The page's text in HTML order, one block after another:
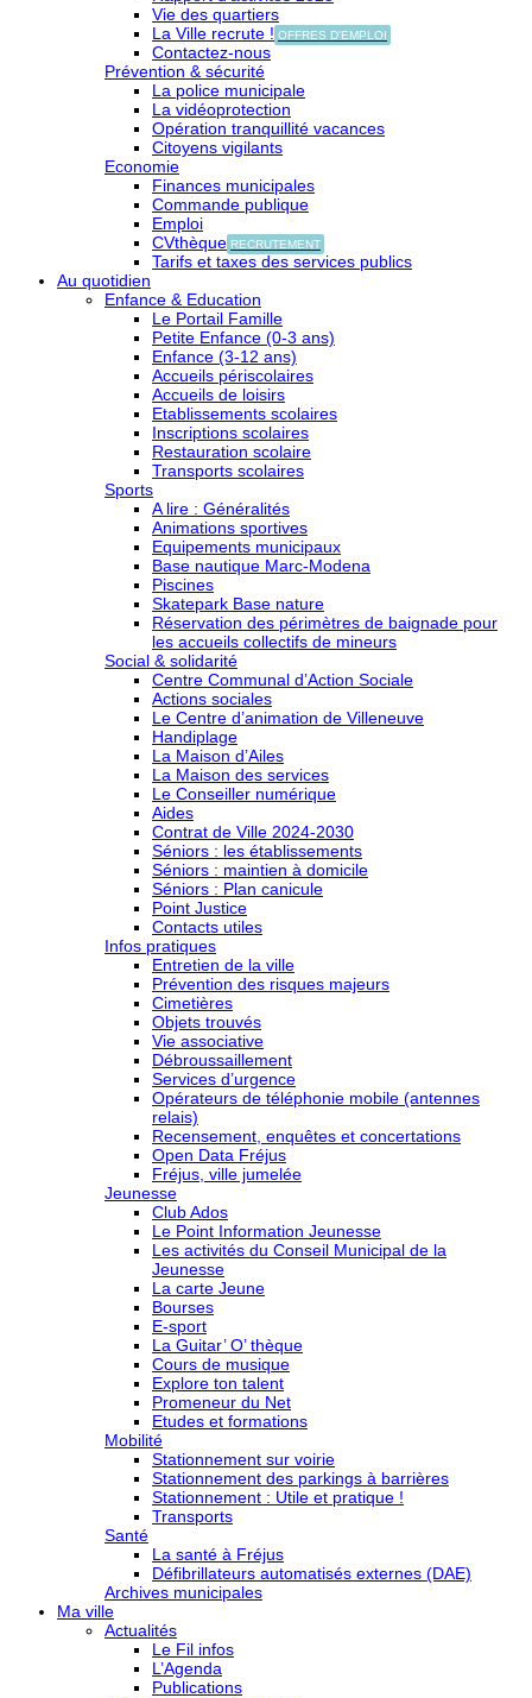
Vie des quartiers
La Ville recrute ! OFFRES D'EMPLOI
Contactez-nous
Prévention & sécurité
La police municipale
La vidéoprotection
Opération tranquillité vacances
Citoyens vigilants
Economie
Finances municipales
Commande publique
Emploi
CVthèque RECRUTEMENT
Tarifs et taxes des services publics
Au quotidien
Enfance & Education
Le Portail Famille
Petite Enfance (0-3 ans)
Enfance (3-12 ans)
Accueils périscolaires
Accueils de loisirs
Etablissements scolaires
Inscriptions scolaires
Restauration scolaire
Transports scolaires
Sports
A lire : Généralités
Animations sportives
Equipements municipaux
Base nautique Marc-Modena
Piscines
Skatepark Base nature
Réservation des périmètres de baignade pour
les accueils collectifs de mineurs
Social & solidarité
Centre Communal d’Action Sociale
Actions sociales
Le Centre d’animation de Villeneuve
Handiplage
La Maison d’Ailes
La Maison des services
Le Conseiller numérique
Aides
Contrat de Ville 2024-2030
Séniors : les établissements
Séniors : maintien à domicile
Séniors : Plan canicule
Point Justice
Contacts utiles
Infos pratiques
Entretien de la ville
Prévention des risques majeurs
Cimetières
Objets trouvés
Vie associative
Débroussaillement
Services d’urgence
Opérateurs de téléphonie mobile (antennes
relais)
Recensement, enquêtes et concertations
Open Data Fréjus
Fréjus, ville jumelée
Jeunesse
Club Ados
Le Point Information Jeunesse
Les activités du Conseil Municipal de la
Jeunesse
La carte Jeune
Bourses
E-sport
La Guitar’ O’ thèque
Cours de musique
Explore ton talent
Promeneur du Net
Etudes et formations
Mobilité
Stationnement sur voirie
Stationnement des parkings à barrières
Stationnement : Utile et pratique !
Transports
Santé
La santé à Fréjus
Défibrillateurs automatisés externes (DAE)
Archives municipales
Ma ville
Actualités
Le Fil infos
L’Agenda
Publications